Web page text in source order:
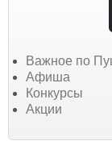
Важное по
Афиша
Конкурсы
Акции